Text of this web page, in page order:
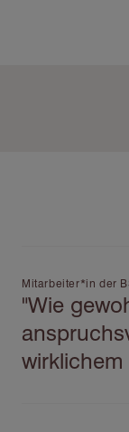
Mitarbeiter*in der
"Wie